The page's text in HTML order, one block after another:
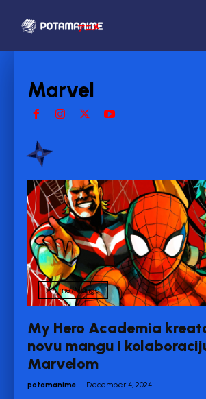
Marvel
Anime/Manga
My Hero Academia
novu mangu i
Marvelom
potamanime - December 4, 2024